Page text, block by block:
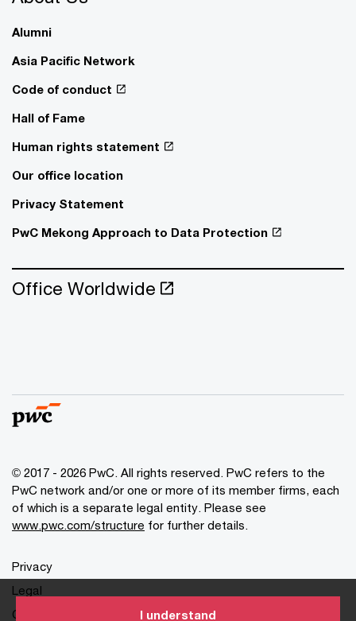
I understand
Alumni
Asia Pacific Network
Code of conduct
Hall of Fame
Human rights statement
Our office location
Privacy Statement
PwC Mekong Approach to Data Protection
Office Worldwide
© 2017 - 2026 PwC. All rights reserved. PwC refers to the
PwC network and/or one or more of its member firms, each
of which is a separate legal entity. Please see
www.pwc.com/structure for further details.
Privacy
Legal
Cookies info